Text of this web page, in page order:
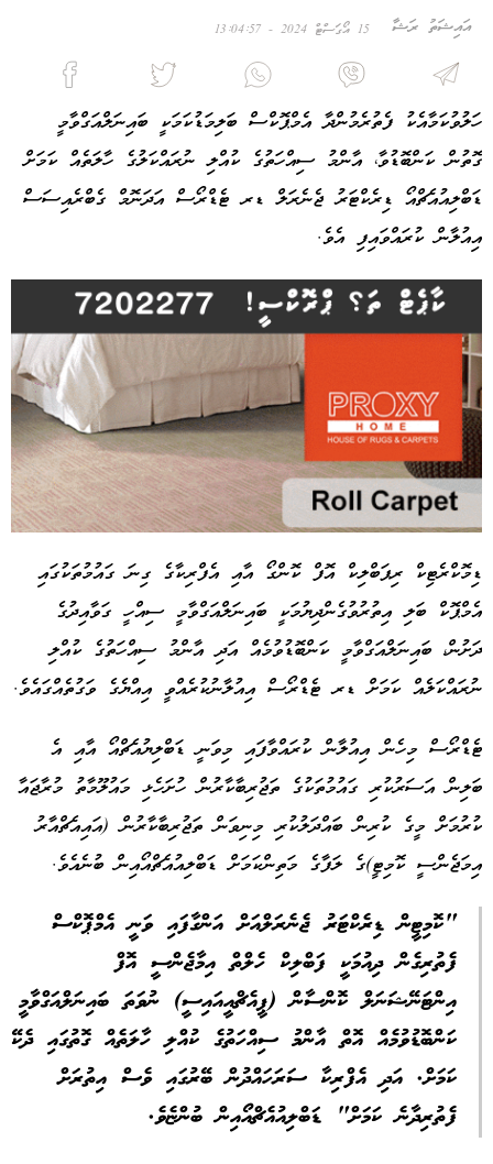
އައިޝަތު ރަޝާ 15 އޯގަސްޓް 2024 - 13:04:57
ހަލުވުކަމާއެކު ފެތުރެމުންދާ އެމްޕޮކްސް ބަލިމަޑުކަމަކީ ބައިނަލްއަގްވާމީ
ގޮތުން ކަންބޮޑުވާ، އާންމު ސިއްހަތުގެ ކުއްލި ނުރައްކަލުގެ ހާލަތެއް ކަމަށް
ޑަބްލިއުއެޗްއޯ ޑިރެކްޓަރު ޖެނެރަލް ޑރ ޓެޑްރޯސް އަދަނޮމް ގެބްރެއިސަސް
އިއުލާން ކުރައްވައިފި އެވެ.
Advertisement
ޑިމޮކްރެޓިކް ރިޕަބްލިކް އޮފް ކޮންގޯ އާއި އެފްރިކާގެ ގިނަ ގައުމުތަކުގައި
އެމްޕޮކް ބަލި އިތުރުވުގެންދިޔުމަކީ ބައިނަލްއަގްވާމީ ސިއްހީ ގަވާއިދުގެ
ދަށުން، ބައިނަލްއަގްވާމީ ކަންބޮޑުވުމެއް އަދި އާންމު ސިއްހަތުގެ ކުއްލި
ނުރައްކަލެއް ކަމަށް ޑރ ޓެޑްރޯސް އިއުލާނުކުރެއްވީ އިއްޔެގެ ވަގުތެއްގައެވެ.
ޓެޑްރޯސް މިހެން އިއުލާން ކުރައްވާފައި މިވަނީ ޑަބްލިޔުއެޗްއޯ އާއި އެ
ބަލިން އަސަރުކުރި ގައުމުތަކުގެ ތަޖުރިބާކާރުން ހުށަހެޅި މައުލޫމާތު މުރާޖައާ
ކުރުމަށް މީގެ ކުރިން ބައްދަލުކުރި މިނިވަން ތަޖުރިބާކާރުން (އައިއެޗްއާރު
އިމަޖެންސީ ކޮމިޓީ)ގެ ލަފާގެ މަތިންކަމަށް ޑަބްލިއުއެޗްއޯއިން ބުނެއެވެ.
"ކޮމިޓީން ޑިރެކްޓަރު ޖެނެރަލްއަށް އަންގާފައި ވަނީ އެމްޕޮކްސް
ފެތުރިގެން ދިއުމަކީ ފަބްލިކް ހެލްތް އިމާޖެންސީ އޮފް
އިންޓަނޭޝަނަލް ކޮންސާން (ޕީއެޗްއީއައިސީ) ނުވަތަ ބައިނަލްއަގްވާމީ
ކަންބޮޑުވުމެއް އޮތް އާންމު ސިއްހަތުގެ ކުއްލި ހާލަތެއް ގޮތުގައި ދެކޭ
ކަމަށް. އަދި އެފްރިކާ ސަރަހައްދުން ބޭރުގައި ވެސް އިތުރަށް
ފެތުރިދާނެ ކަމަށް" ޑަބްލިއުއެޗްއޯއިން ބުންޏެވެ.